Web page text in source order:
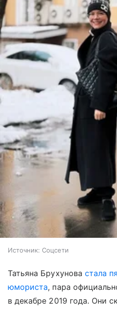
Источник: Соцсети
Татьяна Брухунова стала
юмориста, пара
в декабре 2019 года. Они